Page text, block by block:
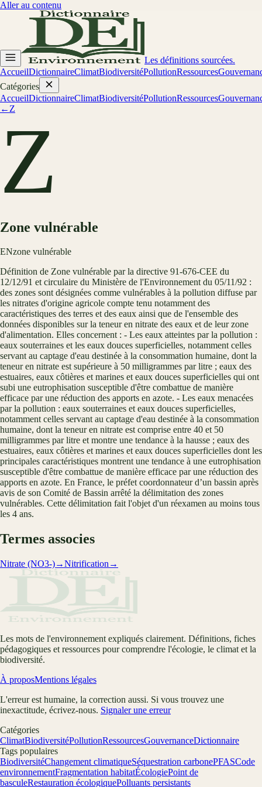
Aller au contenu
Les définitions sourcées.
AccueilDictionnaireClimatBiodiversitéPollutionRessources
Catégories
AccueilDictionnaireClimatBiodiversitéPollutionRessources
← Z
Z
Zone vulnérable
ENzone vulnérable
Définition de Zone vulnérable par la directive 91-676-CEE du
12/12/91 et circulaire du Ministère de l'Environnement du 05/11/92 :
des zones sont désignées comme vulnérables à la pollution diffuse par
les nitrates d'origine agricole compte tenu notamment des
caractéristiques des terres et des eaux ainsi que de l'ensemble des
données disponibles sur la teneur en nitrate des eaux et de leur zone
d'alimentation. Elles concernent : - Les eaux atteintes par la pollution :
eaux souterraines et les eaux douces superficielles, notamment celles
servant au captage d'eau destinée à la consommation humaine, dont la
teneur en nitrate est supérieure à 50 milligrammes par litre ; eaux des
estuaires, eaux côtières et marines et eaux douces superficielles qui ont
subi une eutrophisation susceptible d'être combattue de manière
efficace par une réduction des apports en azote. - Les eaux menacées
par la pollution : eaux souterraines et eaux douces superficielles,
notamment celles servant au captage d'eau destinée à la consommation
humaine, dont la teneur en nitrate est comprise entre 40 et 50
milligrammes par litre et montre une tendance à la hausse ; eaux des
estuaires, eaux côtières et marines et eaux douces superficielles dont les
principales caractéristiques montrent une tendance à une eutrophisation
susceptible d'être combattue de manière efficace par une réduction des
apports en azote. En France, le préfet coordonnateur d’un bassin après
avis de son Comité de Bassin arrêté la délimitation des zones
vulnérables. Cette délimitation fait l'objet d'un réexamen au moins tous
les 4 ans.
Termes associes
Nitrate (NO3-)→Nitrification →
Les mots de l'environnement expliqués clairement. Définitions, fiches
pédagogiques et ressources pour comprendre l'écologie, le climat et la
biodiversité.
À proposMentions légales
L'erreur est humaine, la correction aussi. Si vous trouvez une
inexactitude, écrivez-nous. Signaler une erreur
Catégories
ClimatBiodiversitéPollutionRessourcesGouvernanceDictionnaire
Tags populaires
BiodiversitéChangement climatiqueSéquestration carbonePFASCode
environnementFragmentation habitatÉcologiePoint de
basculeRestauration écologiquePolluants persistants